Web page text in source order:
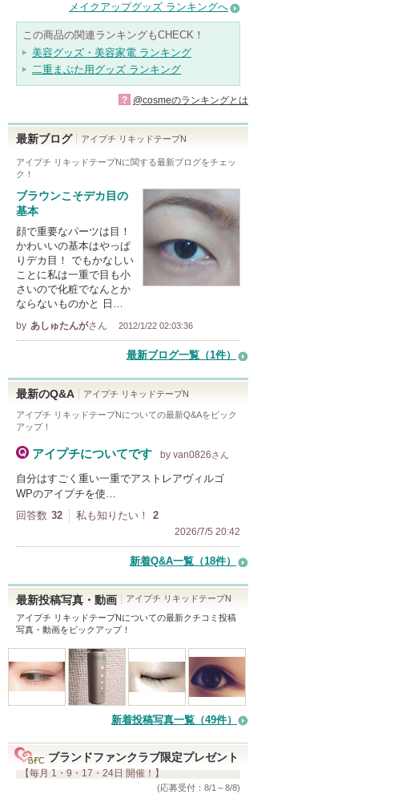
メイクアップグッズ ランキングへ
この商品の関連ランキングもCHECK！
美容グッズ・美容家電 ランキング
二重まぶた用グッズ ランキング
? @cosmeのランキングとは
最新ブログ アイプチ リキッドテープN
アイプチ リキッドテープNに関する最新ブログをチェッ
ク！
ブラウンこそデカ目の
基本
顔で重要なパーツは目！
かわいいの基本はやっぱ
りデカ目！ でもかなしい
ことに私は一重で目も小
さいので化粧でなんとか
ならないものかと 日…
by あしゅたんがさん 2012/1/22 02:03:36
最新ブログ一覧（1件）
最新のQ&A アイプチ リキッドテープN
アイプチ リキッドテープNについての最新Q&Aをピック
アップ！
アイプチについてです by van0826さん
自分はすごく重い一重でアストレアヴィルゴ
WPのアイプチを使…
回答数 32 私も知りたい！ 2
2026/7/5 20:42
新着Q&A一覧（18件）
最新投稿写真・動画
アイプチ リキッドテープN
アイプチ リキッドテープNについての最新クチコミ投稿
写真・動画をピックアップ！
新着投稿写真一覧（49件）
ブランドファンクラブ限定プレゼント
【毎月 1・9・17・24日 開催！】
(応募受付：8/1～8/8)